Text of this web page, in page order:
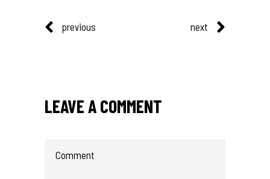
previous next
LEAVE A COMMENT